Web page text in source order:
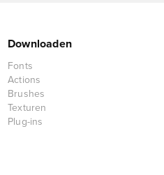
Downloaden
Fonts
Actions
Brushes
Texturen
Plug-ins